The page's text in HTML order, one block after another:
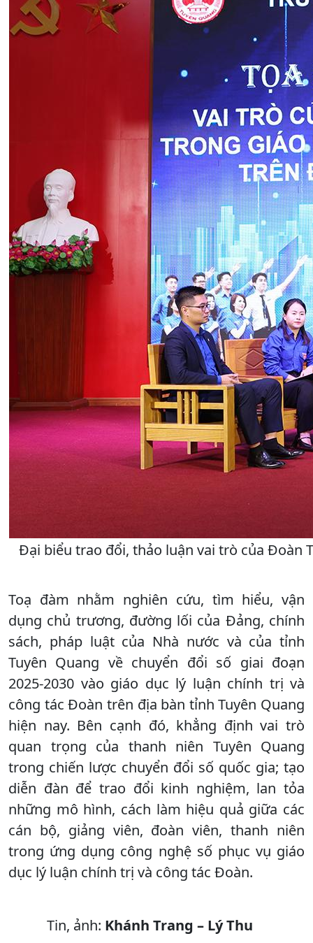
Đại biểu trao đổi, thảo luận vai trò của Đoàn
Toạ đàm nhằm nghiên cứu, tìm hiểu, vận
dụng chủ trương, đường lối của Đảng, chính
sách, pháp luật của Nhà nước và của tỉnh
Tuyên Quang về chuyển đổi số giai đoạn
2025-2030 vào giáo dục lý luận chính trị và
công tác Đoàn trên địa bàn tỉnh Tuyên Quang
hiện nay. Bên cạnh đó, khẳng định vai trò
quan trọng của thanh niên Tuyên Quang
trong chiến lược chuyển đổi số quốc gia; tạo
diễn đàn để trao đổi kinh nghiệm, lan tỏa
những mô hình, cách làm hiệu quả giữa các
cán bộ, giảng viên, đoàn viên, thanh niên
trong ứng dụng công nghệ số phục vụ giáo
dục lý luận chính trị và công tác Đoàn.
Tin, ảnh: Khánh Trang – Lý Thu